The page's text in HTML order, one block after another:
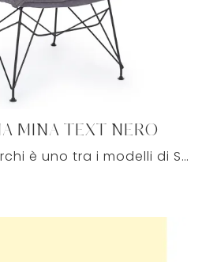
MINA TEXT NERO
Se quello che cerchi è uno tra i modelli di Salotti moderni con poltrone in tessuto, venire in negozio ti farà scoprire le più belle proposte firmate ...